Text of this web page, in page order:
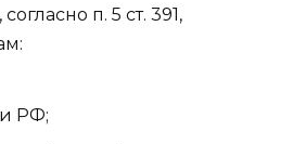
п. 5 ст. 391,
РФ;